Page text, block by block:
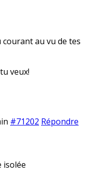
courant au vu de tes
veux!
#71202 Répondre
isolée